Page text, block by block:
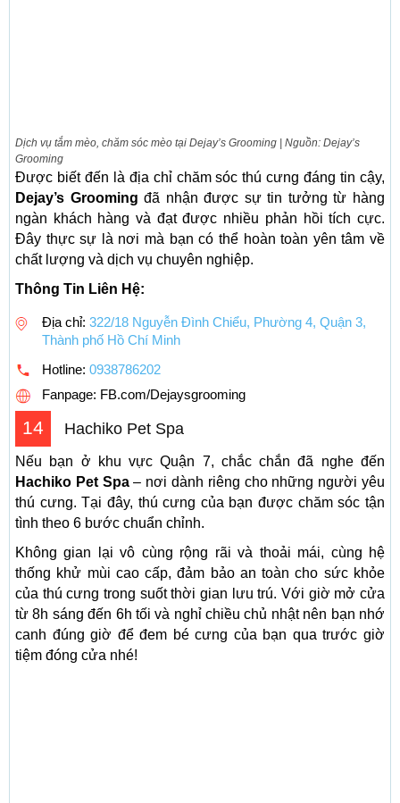
Dịch vụ tắm mèo, chăm sóc mèo tại Dejay’s Grooming | Nguồn: Dejay’s
Grooming
Được biết đến là địa chỉ chăm sóc thú cưng đáng tin cậy,
Dejay’s Grooming đã nhận được sự tin tưởng từ hàng
ngàn khách hàng và đạt được nhiều phản hồi tích cực.
Đây thực sự là nơi mà bạn có thể hoàn toàn yên tâm về
chất lượng và dịch vụ chuyên nghiệp.
Thông Tin Liên Hệ:
Địa chỉ: 322/18 Nguyễn Đình Chiểu, Phường 4, Quận 3,
Thành phố Hồ Chí Minh
Hotline: 0938786202
Fanpage: FB.com/Dejaysgrooming
14 Hachiko Pet Spa
Nếu bạn ở khu vực Quận 7, chắc chắn đã nghe đến
Hachiko Pet Spa– nơi dành riêng cho những người yêu
thú cưng. Tại đây, thú cưng của bạn được chăm sóc tận
tình theo 6 bước chuẩn chỉnh.
Không gian lại vô cùng rộng rãi và thoải mái, cùng hệ
thống khử mùi cao cấp, đảm bảo an toàn cho sức khỏe
của thú cưng trong suốt thời gian lưu trú. Với giờ mở cửa
từ 8h sáng đến 6h tối và nghỉ chiều chủ nhật nên bạn nhớ
canh đúng giờ để đem bé cưng của bạn qua trước giờ
tiệm đóng cửa nhé!